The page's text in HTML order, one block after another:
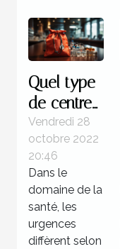
Quel type
de centre
pour une
urgence
médicale ?
Vendredi 28
octobre 2022
20:46
Dans le
domaine de la
santé, les
urgences
diffèrent selon